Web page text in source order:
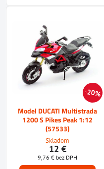
20%
Model DUCATI Multistrada
1200 S Pikes Peak 1:12
(57533)
Skladom
12 €
9,76 € bez DPH